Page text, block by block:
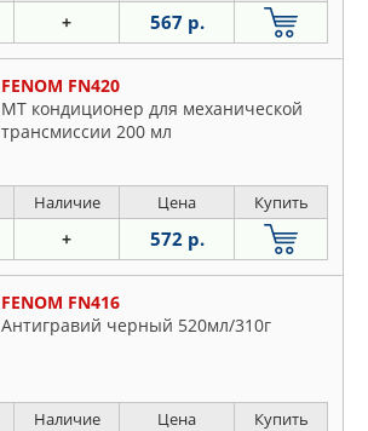
+ 567 р.
FENOM FN420
МТ кондиционер для механической
трансмиссии 200 мл
Наличие Цена Купить
+ 572 р.
FENOM FN416
Антигравий черный 520мл/310г
Наличие Цена Купить